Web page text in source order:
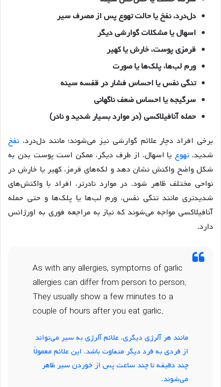
دل‌درد، نفخ یا حالت تهوع پس از مصرف سیر
اسهال یا مشکلات گوارشی دیگر
قرمزی پوست، خارش یا کهیر
ورم لب‌ها، پلک‌ها یا صورت
تنگی نفس یا احساس فشار در قفسه سینه
سرگیجه یا احساس ضعف ناگهانی
حمله آنافیلاکسی (در موارد بسیار شدید و نادر)
برخی افراد دچار علائم گوارشی نیز می‌شوند؛ مانند دل‌درد، نفخ
شدید،تهوع یا اسهال. از طرف دیگر، ممکن است پوست بدن به
شکل واضح واکنش نشان دهد و لکه‌های قرمز، کهیر یا خارش در
نواحی مختلف ظاهر شود. در موارد نادرتر، افراد با واکنش‌های
شدیدتری مانند تنگی نفس، ورم لب‌ها یا پلک‌ها و حتی حمله
آنافیلاکسی مواجه می‌شوند که نیاز به مراجعه فوری به اورژانس
دارد.
As with any allergies, symptoms of garlic
allergies can differ from person to person.
They usually show a few minutes to a
couple of hours after you eat garlic.
مانند هر آلرژی دیگری، علائم آلرژی به سیر می‌تواند
از فردی به فرد دیگر متفاوت باشد. این علائم معمولاً
چند دقیقه تا چند ساعت پس از خوردن سیر ظاهر
می‌شوند.